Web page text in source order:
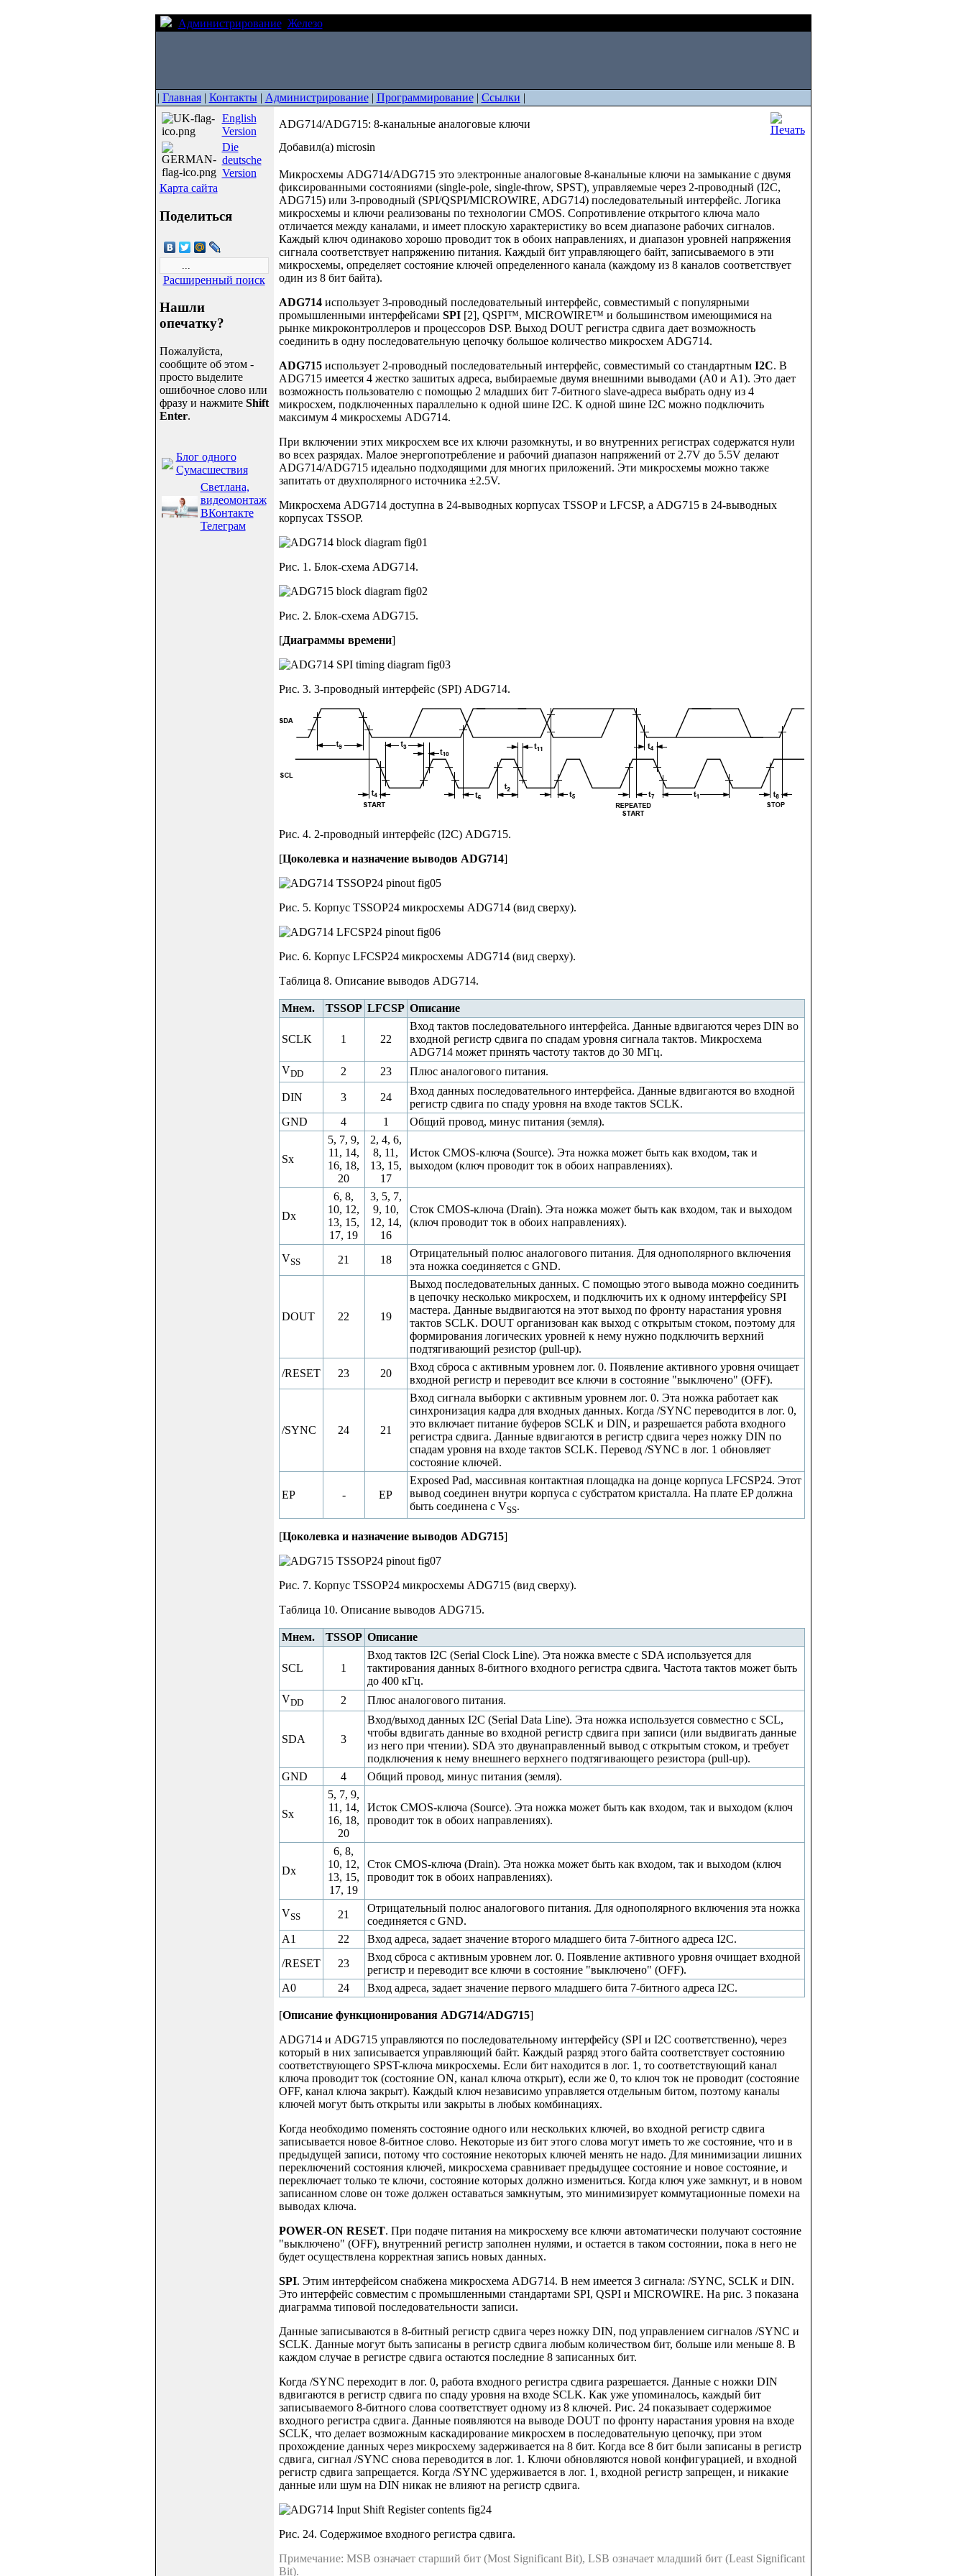
Администрирование Железо
| Главная| Контакты| Администрирование| Программирование| Ссылки |
English
Version
Die
deutsche
Version
Карта сайта
Поделиться
Расширенный поиск
Нашли
опечатку?
Пожалуйста,
сообщите об этом -
просто выделите
ошибочное слово или
фразу и нажмите Shift
Enter.
Блог одного
Сумасшествия
Светлана,
видеомонтаж
ВКонтакте
Телеграм
ADG714/ADG715: 8-канальные аналоговые ключи
Добавил(а) microsin
Микросхемы ADG714/ADG715 это электронные аналоговые 8-канальные ключи на замыкание с двумя
фиксированными состояниями (single-pole, single-throw, SPST), управляемые через 2-проводный (I2C,
ADG715) или 3-проводный (SPI/QSPI/MICROWIRE, ADG714) последовательный интерфейс. Логика
микросхемы и ключи реализованы по технологии CMOS. Сопротивление открытого ключа мало
отличается между каналами, и имеет плоскую характеристику во всем диапазоне рабочих сигналов.
Каждый ключ одинаково хорошо проводит ток в обоих направлениях, и диапазон уровней напряжения
сигнала соответствует напряжению питания. Каждый бит управляющего байт, записываемого в эти
микросхемы, определяет состояние ключей определенного канала (каждому из 8 каналов соответствует
один из 8 бит байта).
ADG714использует 3-проводный последовательный интерфейс, совместимый с популярными
промышленными интерфейсами SPI[2], QSPI™, MICROWIRE™ и большинством имеющимися на
рынке микроконтроллеров и процессоров DSP. Выход DOUT регистра сдвига дает возможность
соединить в одну последовательную цепочку большое количество микросхем ADG714.
ADG715использует 2-проводный последовательный интерфейс, совместимый со стандартным I2C. В
ADG715 имеется 4 жестко зашитых адреса, выбираемые двумя внешними выводами (A0 и A1). Это дает
возможность пользователю с помощью 2 младших бит 7-битного slave-адреса выбрать одну из 4
микросхем, подключенных параллельно к одной шине I2C. К одной шине I2C можно подключить
максимум 4 микросхемы ADG714.
При включении этих микросхем все их ключи разомкнуты, и во внутренних регистрах содержатся нули
во всех разрядах. Малое энергопотребление и рабочий диапазон напряжений от 2.7V до 5.5V делают
ADG714/ADG715 идеально подходящими для многих приложений. Эти микросхемы можно также
запитать от двухполярного источника ±2.5V.
Микросхема ADG714 доступна в 24-выводных корпусах TSSOP и LFCSP, а ADG715 в 24-выводных
корпусах TSSOP.
Рис. 1. Блок-схема ADG714.
Рис. 2. Блок-схема ADG715.
[Диаграммы времени]
Рис. 3. 3-проводный интерфейс (SPI) ADG714.
Рис. 4. 2-проводный интерфейс (I2С) ADG715.
[Цоколевка и назначение выводов ADG714]
Рис. 5. Корпус TSSOP24 микросхемы ADG714 (вид сверху).
Рис. 6. Корпус LFCSP24 микросхемы ADG714 (вид сверху).
Таблица 8. Описание выводов ADG714.
Мнем. TSSOP LFCSP Описание
SCLK 1 22
Вход тактов последовательного интерфейса. Данные вдвигаются через DIN во
входной регистр сдвига по спадам уровня сигнала тактов. Микросхема
ADG714 может принять частоту тактов до 30 МГц.
VDD 2 23 Плюс аналогового питания.
DIN 3 24
Вход данных последовательного интерфейса. Данные вдвигаются во входной
регистр сдвига по спаду уровня на входе тактов SCLK.
GND
4 1 Общий провод, минус питания (земля).
Sx
5, 7, 9,
11, 14,
16, 18,
20
2, 4, 6,
8, 11,
13, 15,
17
Исток CMOS-ключа (Source). Эта ножка может быть как входом, так и
выходом (ключ проводит ток в обоих направлениях).
Dx
6, 8,
10, 12,
13, 15,
17, 19
3, 5, 7,
9, 10,
12, 14,
16
Сток CMOS-ключа (Drain). Эта ножка может быть как входом, так и выходом
(ключ проводит ток в обоих направлениях).
VSS 21 18
Отрицательный полюс аналогового питания. Для однополярного включения
эта ножка соединяется с GND.
DOUT 22 19
Выход последовательных данных. С помощью этого вывода можно соединить
в цепочку несколько микросхем, и подключить их к одному интерфейсу SPI
мастера. Данные выдвигаются на этот выход по фронту нарастания уровня
тактов SCLK. DOUT организован как выход с открытым стоком, поэтому для
формирования логических уровней к нему нужно подключить верхний
подтягивающий резистор (pull-up).
/RESET
23 20
Вход сброса с активным уровнем лог. 0. Появление активного уровня очищает
входной регистр и переводит все ключи в состояние "выключено" (OFF).
/SYNC 24 21
Вход сигнала выборки с активным уровнем лог. 0. Эта ножка работает как
синхронизация кадра для входных данных. Когда /SYNC переводится в лог. 0,
это включает питание буферов SCLK и DIN, и разрешается работа входного
регистра сдвига. Данные вдвигаются в регистр сдвига через ножку DIN по
спадам уровня на входе тактов SCLK. Перевод /SYNC в лог. 1 обновляет
состояние ключей.
EP - EP
Exposed Pad, массивная контактная площадка на донце корпуса LFCSP24. Этот
вывод соединен внутри корпуса с субстратом кристалла. На плате EP должна
быть соединена с VSS.
[Цоколевка и назначение выводов ADG715]
Рис. 7. Корпус TSSOP24 микросхемы ADG715 (вид сверху).
Таблица 10. Описание выводов ADG715.
Мнем. TSSOP Описание
SCL 1
Вход тактов I2C (Serial Clock Line). Эта ножка вместе с SDA используется для
тактирования данных 8-битного входного регистра сдвига. Частота тактов может быть
до 400 кГц.
VDD 2 Плюс аналогового питания.
SDA 3
Вход/выход данных I2C (Serial Data Line). Эта ножка используется совместно с SCL,
чтобы вдвигать данные во входной регистр сдвига при записи (или выдвигать данные
из него при чтении). SDA это двунаправленный вывод с открытым стоком, и требует
подключения к нему внешнего верхнего подтягивающего резистора (pull-up).
GND
4 Общий провод, минус питания (земля).
Sx
5, 7, 9,
11, 14,
16, 18,
20
Исток CMOS-ключа (Source). Эта ножка может быть как входом, так и выходом (ключ
проводит ток в обоих направлениях).
Dx
6, 8,
10, 12,
13, 15,
17, 19
Сток CMOS-ключа (Drain). Эта ножка может быть как входом, так и выходом (ключ
проводит ток в обоих направлениях).
VSS 21
Отрицательный полюс аналогового питания. Для однополярного включения эта ножка
соединяется с GND.
A1
22
Вход адреса, задает значение второго младшего бита 7-битного адреса I2C.
/RESET
23
Вход сброса с активным уровнем лог. 0. Появление активного уровня очищает входной
регистр и переводит все ключи в состояние "выключено" (OFF).
A0
24 Вход адреса, задает значение первого младшего бита 7-битного адреса I2C.
[Описание функционирования ADG714/ADG715]
ADG714 и ADG715 управляются по последовательному интерфейсу (SPI и I2C соответственно), через
который в них записывается управляющий байт. Каждый разряд этого байта соответствует состоянию
соответствующего SPST-ключа микросхемы. Если бит находится в лог. 1, то соответствующий канал
ключа проводит ток (состояние ON, канал ключа открыт), если же 0, то ключ ток не проводит (состояние
OFF, канал ключа закрыт). Каждый ключ независимо управляется отдельным битом, поэтому каналы
ключей могут быть открыты или закрыты в любых комбинациях.
Когда необходимо поменять состояние одного или нескольких ключей, во входной регистр сдвига
записывается новое 8-битное слово. Некоторые из бит этого слова могут иметь то же состояние, что и в
предыдущей записи, потому что состояние некоторых ключей менять не надо. Для минимизации лишних
переключений состояния ключей, микросхема сравнивает предыдущее состояние и новое состояние, и
переключает только те ключи, состояние которых должно измениться. Когда ключ уже замкнут, и в новом
записанном слове он тоже должен оставаться замкнутым, это минимизирует коммутационные помехи на
выводах ключа.
POWER-ON RESET. При подаче питания на микросхему все ключи автоматически получают состояние
"выключено" (OFF), внутренний регистр заполнен нулями, и остается в таком состоянии, пока в него не
будет осуществлена корректная запись новых данных.
SPI. Этим интерфейсом снабжена микросхема ADG714. В нем имеется 3 сигнала: /SYNC, SCLK и DIN.
Это интерфейс совместим с промышленными стандартами SPI, QSPI и MICROWIRE. На рис. 3 показана
диаграмма типовой последовательности записи.
Данные записываются в 8-битный регистр сдвига через ножку DIN, под управлением сигналов /SYNC и
SCLK. Данные могут быть записаны в регистр сдвига любым количеством бит, больше или меньше 8. В
каждом случае в регистре сдвига остаются последние 8 записанных бит.
Когда /SYNC переходит в лог. 0, работа входного регистра сдвига разрешается. Данные с ножки DIN
вдвигаются в регистр сдвига по спаду уровня на входе SCLK. Как уже упоминалось, каждый бит
записываемого 8-битного слова соответствует одному из 8 ключей. Рис. 24 показывает содержимое
входного регистра сдвига. Данные появляются на выводе DOUT по фронту нарастания уровня на входе
SCLK, что делает возможным каскадирование микросхем в последовательную цепочку, при этом
прохождение данных через микросхему задерживается на 8 бит. Когда все 8 бит были записаны в регистр
сдвига, сигнал /SYNC снова переводится в лог. 1. Ключи обновляются новой конфигурацией, и входной
регистр сдвига запрещается. Когда /SYNC удерживается в лог. 1, входной регистр запрещен, и никакие
данные или шум на DIN никак не влияют на регистр сдвига.
Рис. 24. Содержимое входного регистра сдвига.
Примечание: MSB означает старший бит (Most Significant Bit), LSB означает младший бит (Least Significant
Bit).